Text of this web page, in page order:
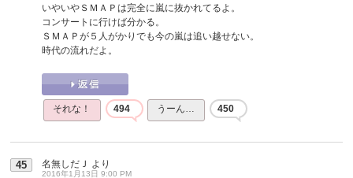
いやいやＳＭＡＰは完全に嵐に抜かれてるよ。
コンサートに行けば分かる。
ＳＭＡＰが５人がかりでも今の嵐は追い越せない。
時代の流れだよ。
それな！ 494 うーん… 450
45 名無しだＪ より
2016年1月13日 9:00 PM